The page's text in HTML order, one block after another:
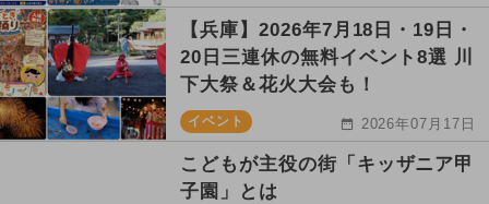
【兵庫】2026年7月18日・19日・
20日三連休の無料イベント8選 川
下大祭＆花火大会も！
イベント 2026年07月17日
こどもが主役の街「キッザニア甲
子園」とは